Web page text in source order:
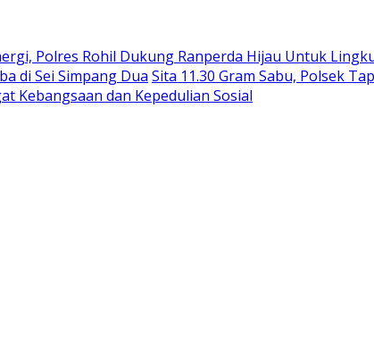
Polres Rohil Dukung Ranperda Hijau Untuk
di Sei Simpang Dua Sita 11.30 Gram Sabu, Polsek
Kebangsaan dan Kepedulian Sosial